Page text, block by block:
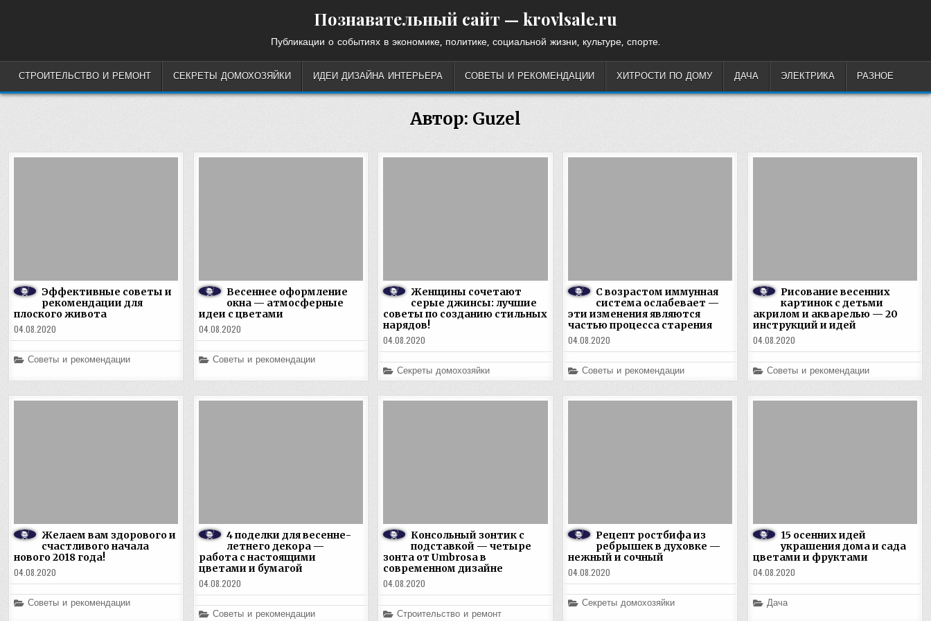
Познавательный сайт — krovlsale.ru
Публикации о событиях в экономике, политике, социальной жизни, культуре, спорте.
СТРОИТЕЛЬСТВО И РЕМОНТ СЕКРЕТЫ ДОМОХОЗЯЙКИ ИДЕИ ДИЗАЙНА ИНТЕРЬЕРА СОВЕТЫ И РЕКОМЕНДАЦИИ ХИТРОСТИ ПО ДОМУ ДАЧА ЭЛЕКТРИКА РАЗНОЕ
Автор: Guzel
Эффективные советы и
рекомендации для
плоского живота
04.08.2020
Posted
Советы и рекомендации
Весеннее оформление
окна — атмосферные
идеи с цветами
04.08.2020
Posted
Советы и рекомендации
Женщины сочетают
серые джинсы: лучшие
советы по созданию стильных
нарядов!
04.08.2020
Posted
in
Секреты домохозяйки
С возрастом иммунная
система ослабевает —
эти изменения являются
частью процесса старения
04.08.2020
Posted
in
Советы и рекомендации
Рисование весенних
картинок с детьми
акрилом и акварелью — 20
инструкций и идей
04.08.2020
Posted
in
Советы и рекомендации
Желаем вам здорового и
счастливого начала
нового 2018 года!
04.08.2020
Posted
Советы и рекомендации
4 поделки для весенне-
летнего декора —
работа с настоящими
цветами и бумагой
04.08.2020
Posted
Советы и рекомендации
Консольный зонтик с
подставкой — четыре
зонта от Umbrosa в
современном дизайне
04.08.2020
Posted
Строительство и ремонт
Рецепт ростбифа из
ребрышек в духовке —
нежный и сочный
04.08.2020
Posted
Секреты домохозяйки
15 осенних идей
украшения дома и сада
цветами и фруктами
04.08.2020
Posted
in
Дача